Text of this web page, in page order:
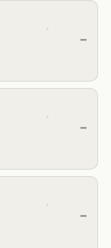
—
—
—